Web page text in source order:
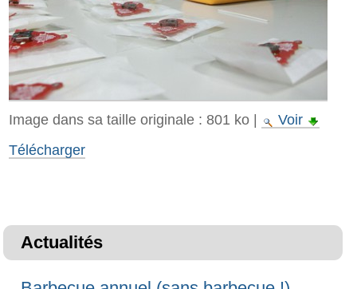
Image dans sa taille originale : 801 ko|
Voir
Télécharger
Actualités